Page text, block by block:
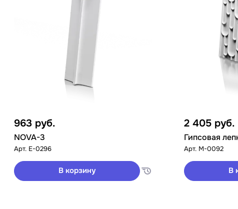
963 руб.
NOVA-3
Арт. E-0296
В корзину
2 405 руб.
Гипсовая
Арт. M-0092
В